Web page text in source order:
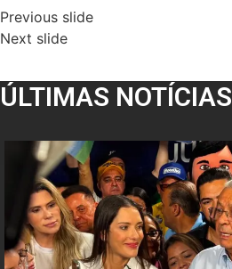
Previous slide
Next slide
ÚLTIMAS NOTÍCIAS